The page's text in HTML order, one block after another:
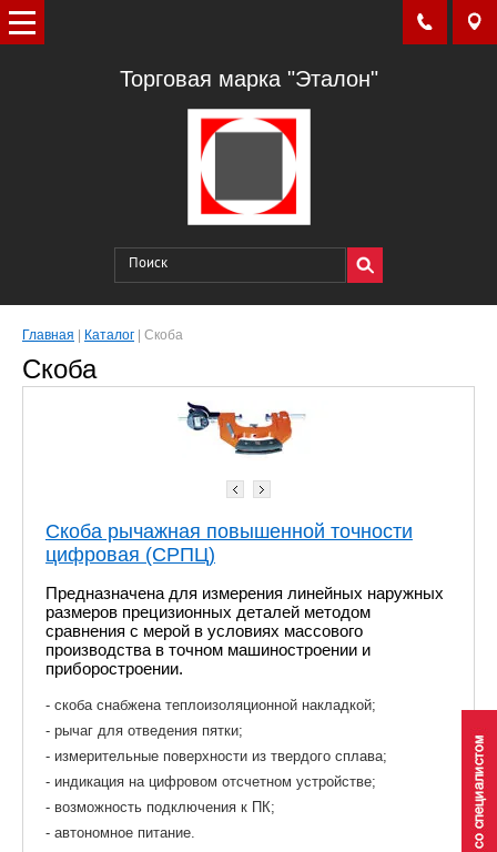
Торговая марка "Эталон"
Главная | Каталог | Скоба
Скоба
Скоба рычажная повышенной точности
цифровая (СРПЦ)
Предназначена для измерения линейных наружных
размеров прецизионных деталей методом
сравнения с мерой в условиях массового
производства в точном машиностроении и
приборостроении.
скоба снабжена теплоизоляционной накладкой;
рычаг для отведения пятки;
измерительные поверхности из твердого сплава;
индикация на цифровом отсчетном устройстве;
возможность подключения к ПК;
автономное питание.